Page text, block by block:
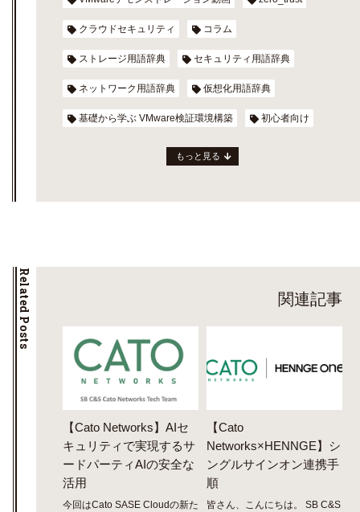
クラウドセキュリティ コラム
ストレージ用語辞典 セキュリティ用語辞典
ネットワーク用語辞典 仮想化用語辞典
基礎から学ぶ VMware検証環境構築 初心者向け
もっと見る
Related Posts 関連記事
【Cato Networks】AIセ
キュリティで実現するサ
ードパーティAIの安全な
活用
今回はCato SASE Cloudの新た
【Cato
Networks×HENNGE】シ
ングルサインオン連携手
順
皆さん、こんにちは。 SB C&S